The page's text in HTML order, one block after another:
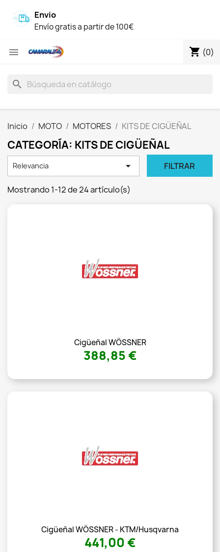
Envio
Envío gratis a partir de 100€
 shopping_cart (0)
search
Inicio MOTO MOTORES KITS DE CIGÜEÑAL
CATEGORÍA: KITS DE CIGÜEÑAL
Relevancia  FILTRAR
Mostrando 1-12 de 24 artículo(s)
Cigüeñal WÖSSNER
388,85 €
Cigüeñal WÖSSNER - KTM/Husqvarna
441,00 €